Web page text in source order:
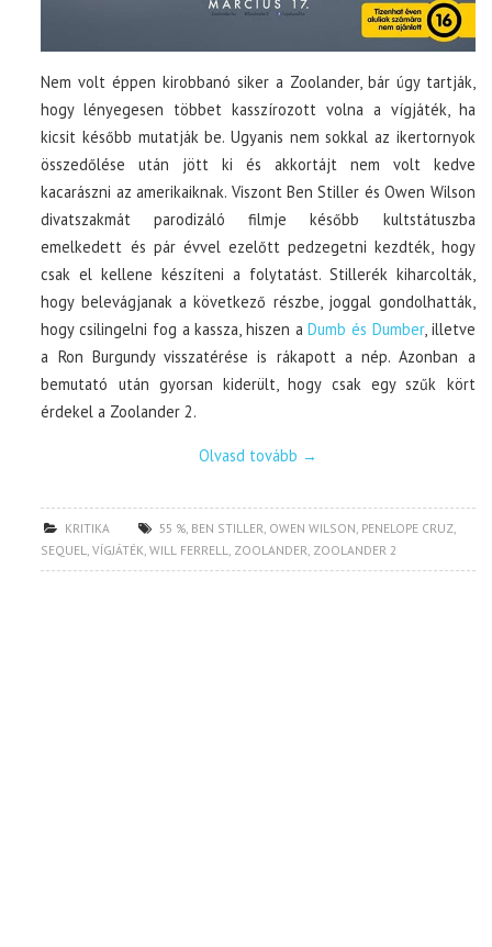
Nem volt éppen kirobbanó siker a Zoolander, bár úgy tartják,
hogy lényegesen többet kasszírozott volna a vígjáték, ha
kicsit később mutatják be. Ugyanis nem sokkal az ikertornyok
összedőlése után jött ki és akkortájt nem volt kedve
kacarászni az amerikaiknak. Viszont Ben Stiller és Owen Wilson
divatszakmát parodizáló filmje később kultstátuszba
emelkedett és pár évvel ezelőtt pedzegetni kezdték, hogy
csak el kellene készíteni a folytatást. Stillerék kiharcolták,
hogy belevágjanak a következő részbe, joggal gondolhatták,
hogy csilingelni fog a kassza, hiszen aDumb és Dumber, illetve
a Ron Burgundy visszatérése is rákapott a nép. Azonban a
bemutató után gyorsan kiderült, hogy csak egy szűk kört
érdekel a Zoolander 2.
Olvasd tovább →
KRITIKA 55 % BEN STILLER OWEN WILSON PENELOPE CRUZ
SEQUEL ,VÍGJÁTÉK ,WILL FERRELL ZOOLANDER ZOOLANDER 2